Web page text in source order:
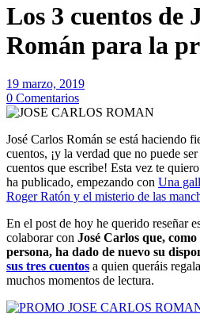
Los 3 cuentos de
Román para la
19 marzo, 2019
0 Comentarios
José Carlos Román se está haciendo
cuentos, ¡y la verdad que no puede
cuentos que escribe! Esta vez te
ha publicado, empezando con Una
Roger Ratón y el misterio de las
En el post de hoy he querido reseñar
colaborar con José Carlos que,
persona, ha dado de nuevo su
sus tres cuentos a quien queráis
muchos momentos de lectura.